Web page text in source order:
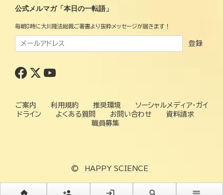
公式メルマガ「本日の一転語」
毎朝8時に大川隆法総裁ご著書より抜粋メッセージが届きます！
登録
ご案内 利用規約 推奨環境
ソーシャルメディア・ガイ
ドライン
よくある質問 お問い合わせ
資料請求
職員募集
© HAPPY SCIENCE